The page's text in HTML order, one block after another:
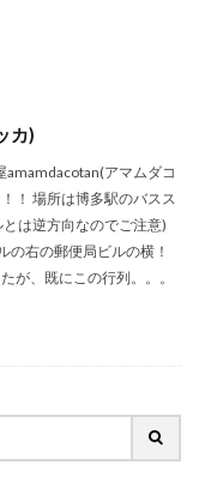
カ)
amamdacotan(アマムダコ
！ 場所は博多駅のバスス
は逆方向なのでご注意)
の右の郵便局ビルの横！
が、既にこの行列。。。